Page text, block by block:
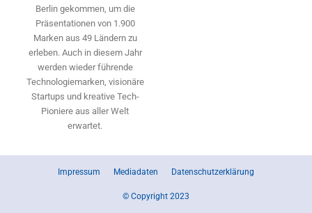
Berlin gekommen, um die
Präsen­tationen von 1.900
Marken aus 49 Ländern zu
erleben. Auch in diesem Jahr
werden wieder führende
Technologiemarken, visionäre
Startups und ­kreative Tech-
Pioniere aus aller Welt
erwartet.
Impressum Mediadaten Datenschutzerklärung
© Copyright 2023